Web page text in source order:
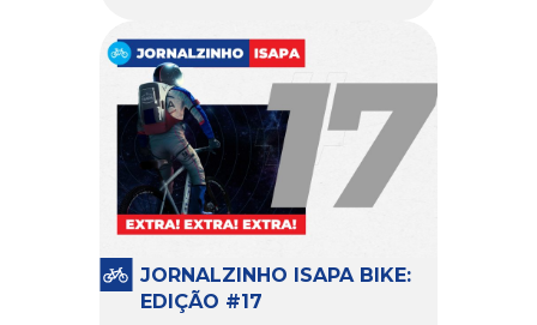
uso urbano e MTB recreacional
Um dos quadros de maior
sucesso do mercado de
bicicletas brasileiro chega em
nova versão: o
Absolute Nero 6, sexta geração
do quadro mais vendido da
marca nacional. Extremamente
popular para quem busca uma
JORNALZINHO ISAPA BIKE:
EDIÇÃO #17